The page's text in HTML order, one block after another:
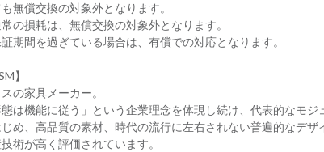
無償交換の対象外となります。
常の損耗は、無償交換の対象外となります。
証期間を過ぎている場合は、有償での対応となります。
】
の家具メーカー。
態は機能に従う」という企業理念を体現し続け、代表的なモ
め、高品質の素材、時代の流行に左右されない普遍的なデザ
術が高く評価されています。